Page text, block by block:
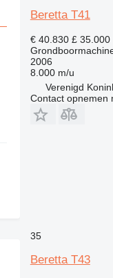
Beretta T41
€ 40.830 £ 35.000
2006
8.000 m/u
Verenigd
Contact opnemen
35
Beretta T43